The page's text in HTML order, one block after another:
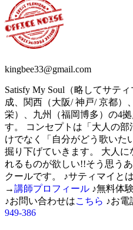
kingbee33@gmail.com
Satisfy My Soul（略してサテ
成、関西（大阪/ 神戸/ 京都）
栄）、九州（福岡博多）の4
す。 コンセプトは「大人の
けでなく「自分がどう歌いた
掘り下げていきます。 大人
れるものが欲しい!!そう思う
クールです。 ♪サティマイと
→講師プロフィール ♪無料体
♪お問い合わせはこちら ♪お電
949-386